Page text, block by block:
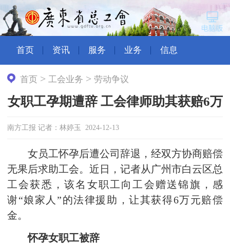
首页 资讯 服务 业务 信息
首页 > 工会业务 >劳动争议
女职工孕期遭辞 工会律师助其获赔6万
南方工报 记者：林婷玉 2024-12-13
女员工怀孕后遭公司辞退，经双方协商赔偿
无果后求助工会。近日，记者从广州市白云区总
工会获悉，该名女职工向工会赠送锦旗，感
谢“娘家人”的法律援助，让其获得6万元赔偿
金。
怀孕女职工被辞